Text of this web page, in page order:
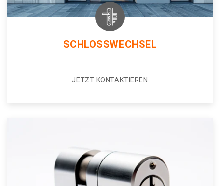
SCHLOSSWECHSEL
JETZT KONTAKTIEREN